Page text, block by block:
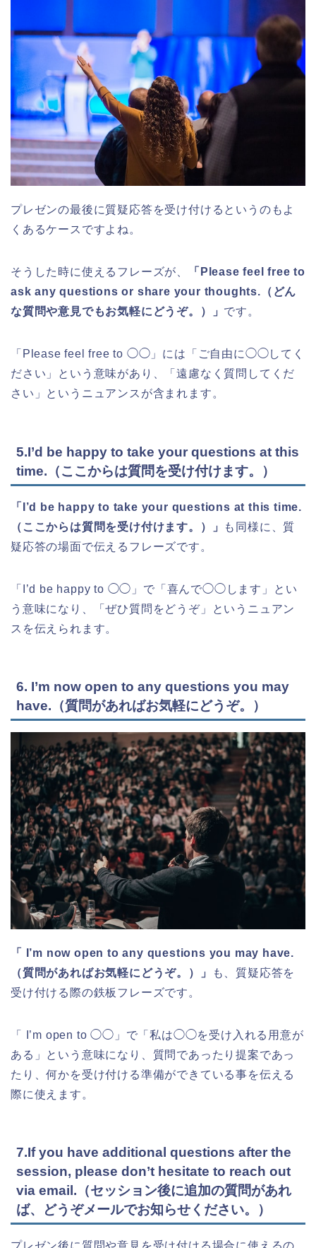
プレゼンの最後に質疑応答を受け付けるというのもよ
くあるケースですよね。
そうした時に使えるフレーズが、
「Please feel free to
ask any questions or share your thoughts.（どん
な質問や意見でもお気軽にどうぞ。）」 です。
「Please feel free to ◯◯」には「ご自由に◯◯してく
ださい」という意味があり、「遠慮なく質問してくだ
さい」というニュアンスが含まれます。
5.I’d be happy to take your questions at this
time.（ここからは質問を受け付けます。）
「I’d be happy to take your questions at this time.
（ここからは質問を受け付けます。）」
も同様に、質
疑応答の場面で伝えるフレーズです。
「I’d be happy to ◯◯」で「喜んで◯◯します」とい
う意味になり、「ぜひ質問をどうぞ」というニュアン
スを伝えられます。
6. I’m now open to any questions you may
have.（質問があればお気軽にどうぞ。）
「 I’m now open to any questions you may have.
（質問があればお気軽にどうぞ。）」
も、質疑応答を
受け付ける際の鉄板フレーズです。
「 I’m open to ◯◯」で「私は◯◯を受け入れる用意が
ある」という意味になり、質問であったり提案であっ
たり、何かを受け付ける準備ができている事を伝える
際に使えます。
7.If you have additional questions after the
session, please don’t hesitate to reach out
via email.（セッション後に追加の質問があれ
ば、どうぞメールでお知らせください。）